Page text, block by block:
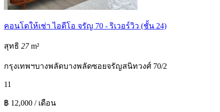
คอนโดให้เช่า ไอดีโอ จรัญ 70 - ริเวอร์วิว (ชั้น 24)
สุทธิ 27m²
กรุงเทพฯบางพลัดบางพลัดซอยจรัญสนิทวงศ์ 70/2
11
฿ 12,000 / เดือน